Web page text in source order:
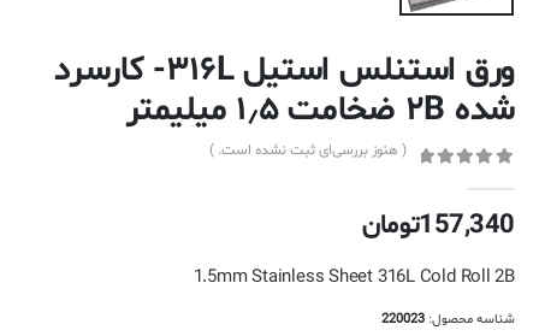
ورق استنلس استیل ۳۱۶L- کارسرد
شده ۲B ضخامت ۱٫۵ میلیمتر
( هنوز بررسی‌ای ثبت نشده است. )
157,340تومان
1.5mm Stainless Sheet 316L Cold Roll 2B
شناسه محصول: 220023